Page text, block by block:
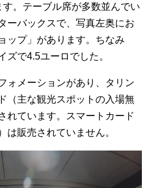
。テーブル席が多数並んでい
ーバックスで、写真左奥にお
ップ」があります。ちなみ
ズで4.5ユーロでした。
ォメーションがあり、タリン
（主な観光スポットの入場無
れています。スマートカード
は販売されていません。